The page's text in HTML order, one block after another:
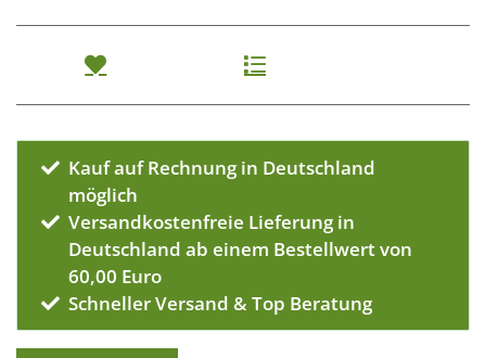
Kauf auf Rechnung in Deutschland
möglich
Versandkostenfreie Lieferung in
Deutschland ab einem Bestellwert von
60,00 Euro
Schneller Versand & Top Beratung